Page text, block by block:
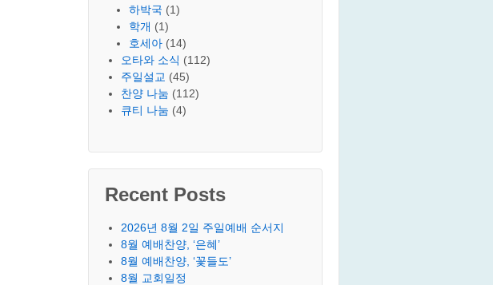
하박국 (1)
학개 (1)
호세아 (14)
오타와 소식 (112)
주일설교 (45)
찬양 나눔 (112)
큐티 나눔 (4)
Recent Posts
2026년 8월 2일 주일예배 순서지
8월 예배찬양, ‘은혜’
8월 예배찬양, ‘꽃들도’
8월 교회일정